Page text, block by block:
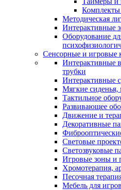
Комплекты
Методическая
Интерактивные
Оборудование
Сенсорные и игровые
Интерактивные
трубки
Интерактивные
Мягкие
Тактильное
Развивающее
Движение и
Декоративные
Световые
Светозвуковые
Игровые зоны и
Хромотерапия,
Песочная
Мебель для